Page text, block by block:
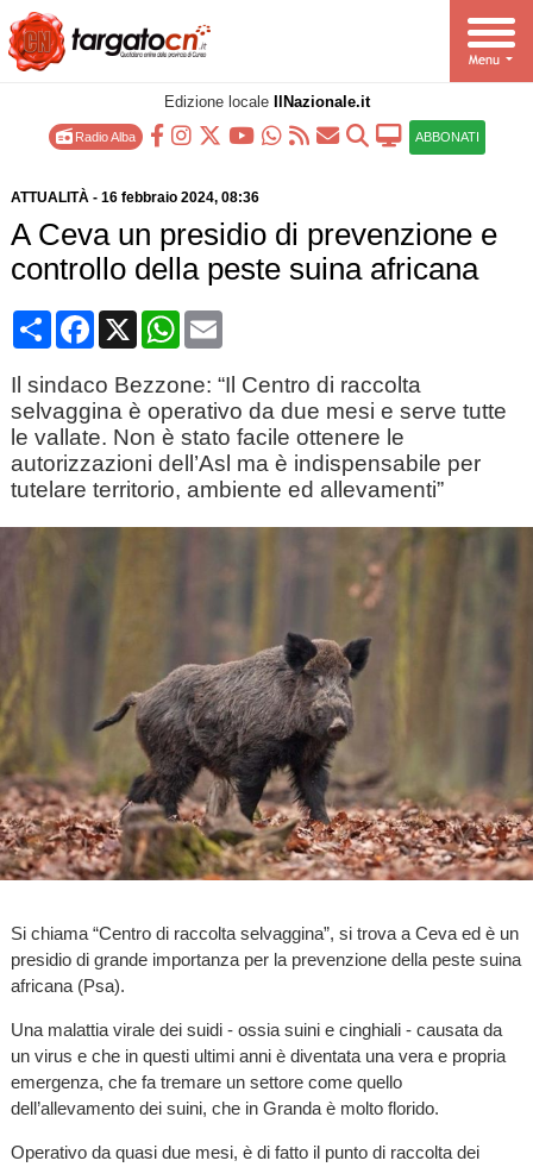
Edizione locale IlNazionale.it
Radio Alba ABBONATI
ATTUALITÀ- 16 febbraio 2024, 08:36
A Ceva un presidio di prevenzione e
controllo della peste suina africana
CondividiFacebook
X WhatsApp
Email
Il sindaco Bezzone: “Il Centro di raccolta
selvaggina è operativo da due mesi e serve tutte
le vallate. Non è stato facile ottenere le
autorizzazioni dell’Asl ma è indispensabile per
tutelare territorio, ambiente ed allevamenti”
Si chiama “Centro di raccolta selvaggina”, si trova a Ceva ed è un
presidio di grande importanza per la prevenzione della peste suina
africana (Psa).
Una malattia virale dei suidi - ossia suini e cinghiali - causata da
un virus e che in questi ultimi anni è diventata una vera e propria
emergenza, che fa tremare un settore come quello
dell’allevamento dei suini, che in Granda è molto florido.
Operativo da quasi due mesi, è di fatto il punto di raccolta dei